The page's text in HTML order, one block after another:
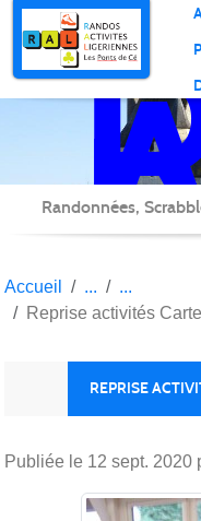
Randonnées,
Accueil
Reprise activités
REPRISE
Publiée le 12 sept. 2020
Panneau de gestion des